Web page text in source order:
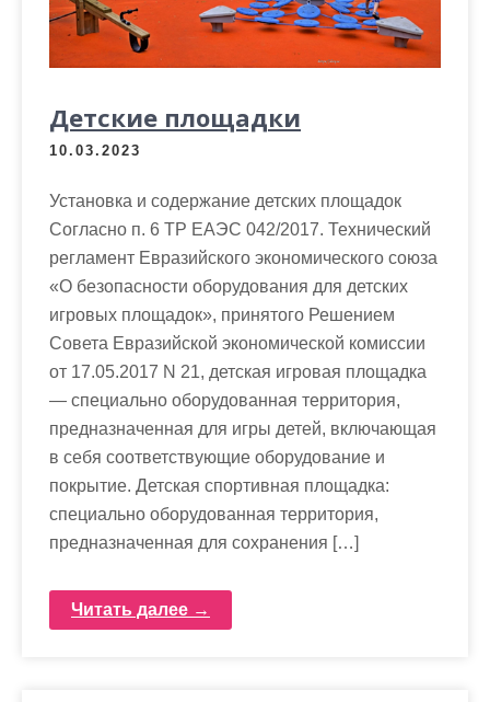
Детские площадки
10.03.2023
Установка и содержание детских площадок
Согласно п. 6 ТР ЕАЭС 042/2017. Технический
регламент Евразийского экономического союза
«О безопасности оборудования для детских
игровых площадок», принятого Решением
Совета Евразийской экономической комиссии
от 17.05.2017 N 21, детская игровая площадка
— специально оборудованная территория,
предназначенная для игры детей, включающая
в себя соответствующие оборудование и
покрытие. Детская спортивная площадка:
специально оборудованная территория,
предназначенная для сохранения […]
Читать далее →